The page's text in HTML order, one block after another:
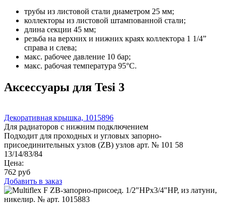
трубы из листовой стали диаметром 25 мм;
коллекторы из листовой штампованной стали;
длина секции 45 мм;
резьба на верхних и нижних краях коллектора 1 1/4”
справа и слева;
макс. рабочее давление 10 бар;
макс. рабочая температура 95°C.
Аксессуары для Tesi 3
Декоративная крышка, 1015896
Для радиаторов с нижним подключением
Подходит для проходных и угловых запорно-
присоединительных узлов (ZB) узлов арт. № 101 58
13/14/83/84
Цена:
762 руб
Добавить в заказ